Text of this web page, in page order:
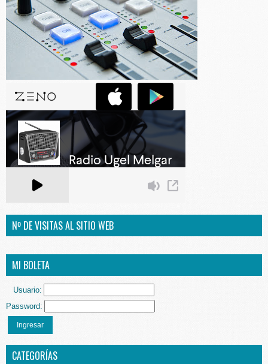
Nº DE VISITAS AL SITIO WEB
MI BOLETA
Usuario:
Password:
Ingresar
CATEGORÍAS